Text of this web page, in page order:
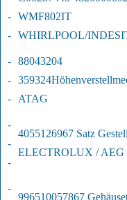
-
-
WMF802IT
WHIRLPOOL/
-
-
-
88043204
359324
ATAG
-
-
-
4055126967 Satz Gestell
ELECTROLUX / AEG
-
996510057867